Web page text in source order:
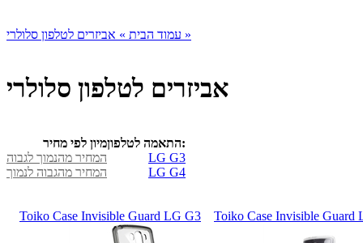
עמוד הבית » אביזרים לטלפון סלולרי »
אביזרים לטלפון סלולרי
מיון לפי מחיר
המחיר מהנמוך לגבוה
המחיר מהגבוה לנמוך
התאמה לטלפון:
LG G3
LG G4
Toiko Case Invisible Guard
Toiko Case Invisible Guard LG G3